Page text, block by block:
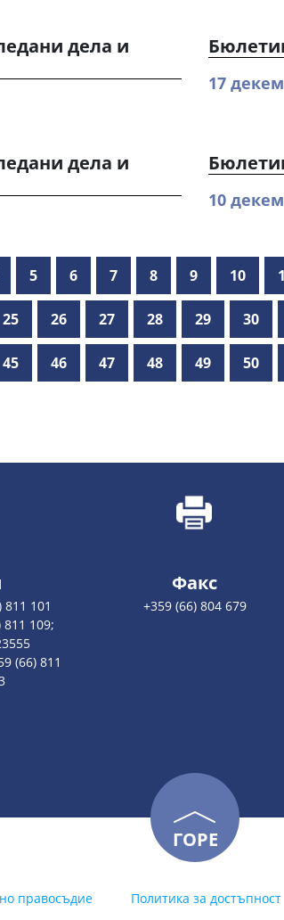
дела и
17
дела и
10
5 6 7 8 9 10
25 26 27 28 29 30
45 46 47 48 49 50
811 101
811 109;
(66) 811
Факс
+359 (66) 804 679
ГОРЕ
правосъдие Политика за достъпност